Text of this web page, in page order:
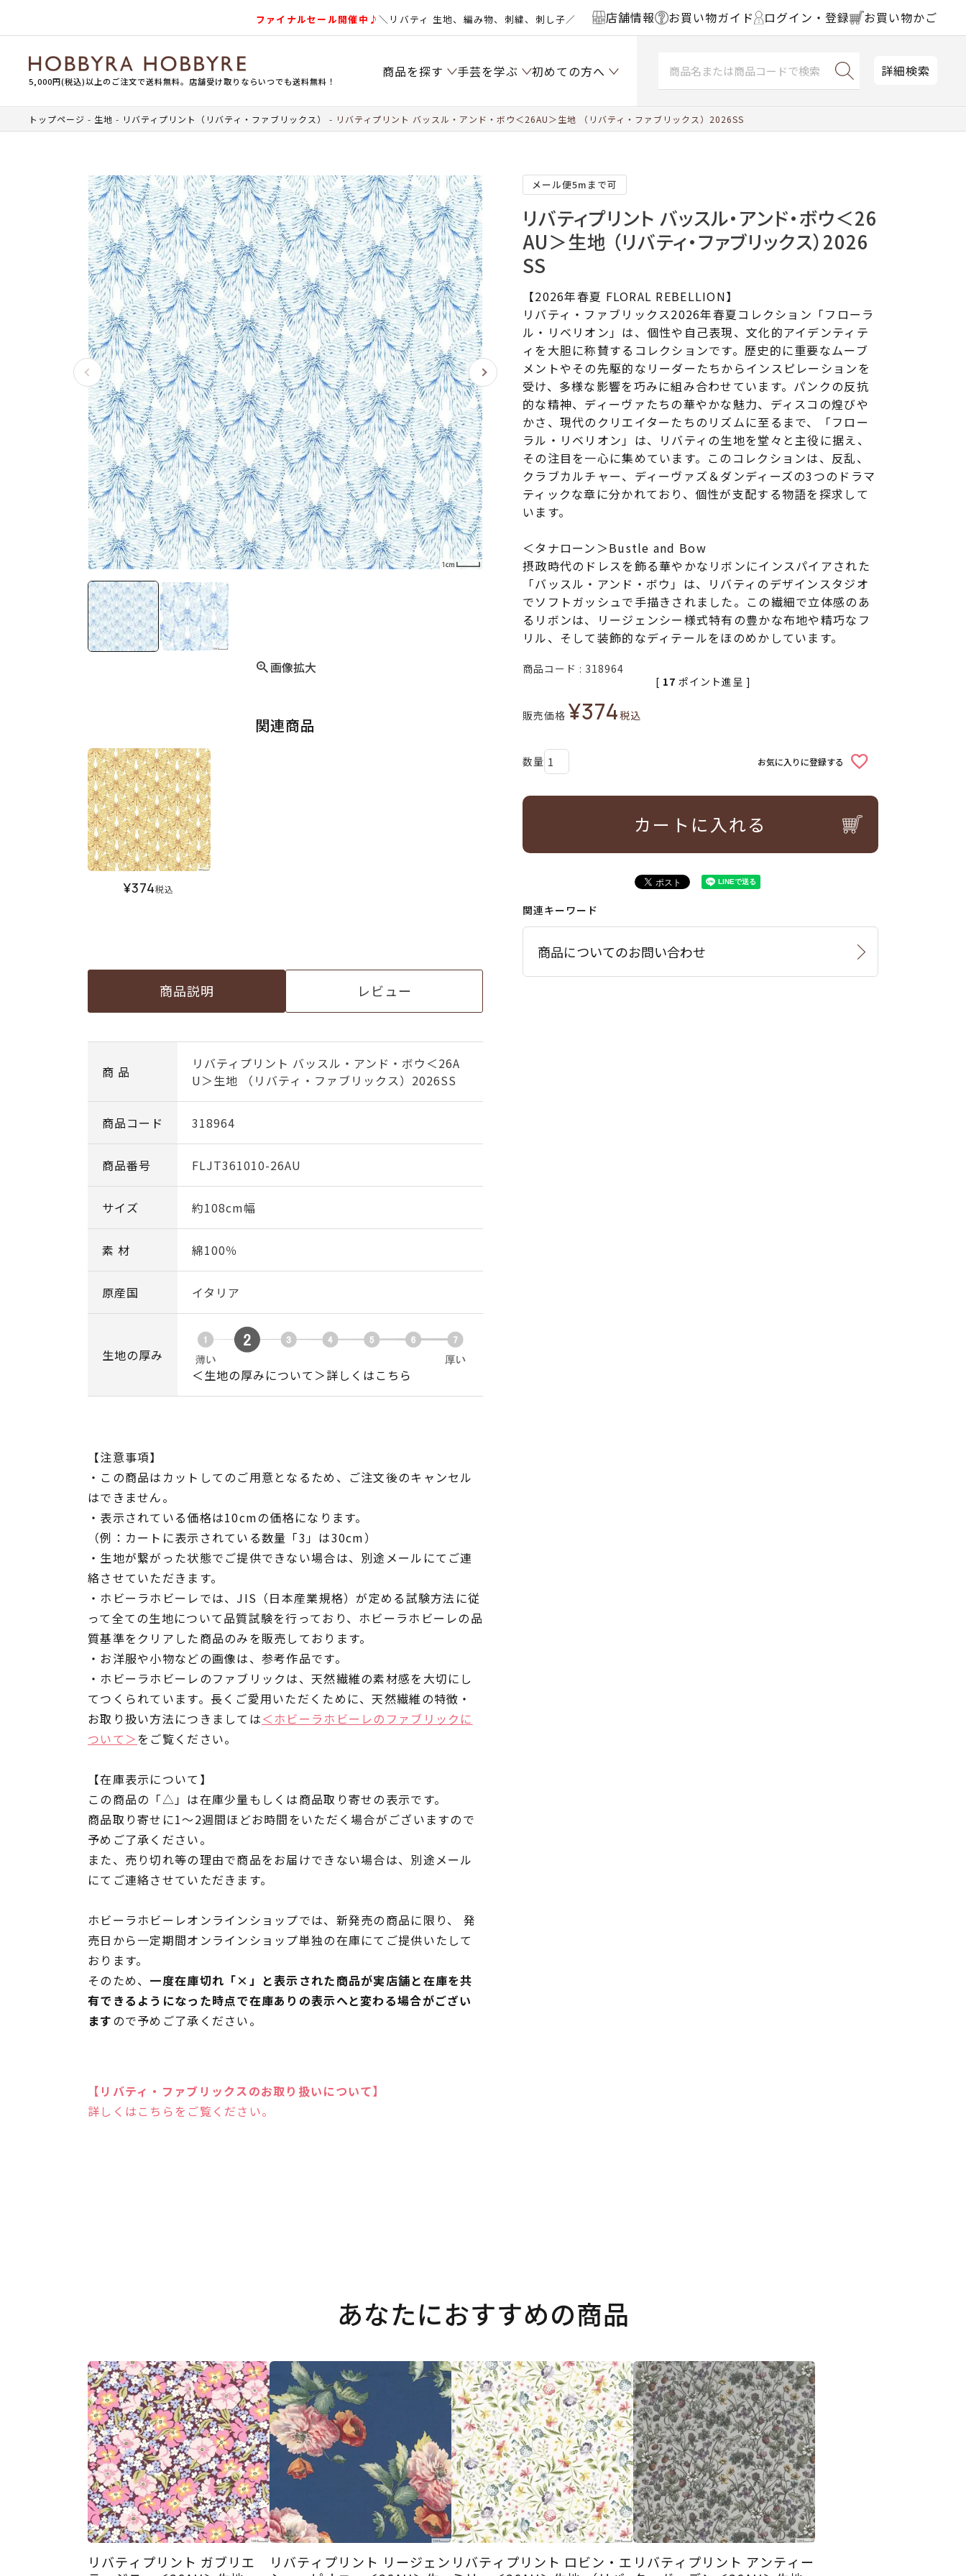
ファイナルセール開催中♪＼リバティ 生地、編み物、刺繍、刺し子／ 店舗情報 お買い物ガイド ログイン・登録 お買い物かご
5,000円(税込)以上のご注文で送料無料。店舗受け取りならいつでも送料無料！
商品を探す 手芸を学ぶ 初めての方へ 詳細検索
トップページ 生地 リバティプリント（リバティ・ファブリックス） リバティプリント バッスル・アンド・ボウ＜26AU＞生地 （リバティ・ファブリックス）2026SS
画像拡大
関連商品
¥374税込
商品説明 レビュー
商 品
リバティプリント バッスル・アンド・ボウ＜26A
U＞生地 （リバティ・ファブリックス）2026SS
商品コード 318964
商品番号 FLJT361010-26AU
サイズ 約108cm幅
素 材 綿100％
原産国 イタリア
生地の厚み
＜生地の厚みについて＞詳しくはこちら
【注意事項】
・この商品はカットしてのご用意となるため、ご注文後のキャンセル
はできません。
・表示されている価格は10cmの価格になります。
（例：カートに表示されている数量「3」は30cm）
・生地が繋がった状態でご提供できない場合は、別途メールにてご連
絡させていただきます。
・ホビーラホビーレでは、JIS（日本産業規格）が定める試験方法に従
って全ての生地について品質試験を行っており、ホビーラホビーレの品
質基準をクリアした商品のみを販売しております。
・お洋服や小物などの画像は、参考作品です。
・ホビーラホビーレのファブリックは、天然繊維の素材感を大切にし
てつくられています。長くご愛用いただくために、天然繊維の特徴・
お取り扱い方法につきましては＜ホビーラホビーレのファブリックに
ついて＞をご覧ください。
【在庫表示について】
この商品の「△」は在庫少量もしくは商品取り寄せの表示です。
商品取り寄せに1～2週間ほどお時間をいただく場合がございますので
予めご了承ください。
また、売り切れ等の理由で商品をお届けできない場合は、別途メール
にてご連絡させていただきます。
ホビーラホビーレオンラインショップでは、新発売の商品に限り、 発
売日から一定期間オンラインショップ単独の在庫にてご提供いたして
おります。
そのため、 一度在庫切れ「×」と表示された商品が実店舗と在庫を共
有できるようになった時点で在庫ありの表示へと変わる場合がござい
ますので予めご了承ください。
【リバティ・ファブリックスのお取り扱いについて】
詳しくはこちらをご覧ください。
メール便5mまで可
リバティプリント バッスル・アンド・ボウ＜26
AU＞生地 （リバティ・ファブリックス）2026
SS
【2026年春夏 FLORAL REBELLION】
リバティ・ファブリックス2026年春夏コレクション「フローラ
ル・リベリオン」は、個性や自己表現、文化的アイデンティテ
ィを大胆に称賛するコレクションです。歴史的に重要なムーブ
メントやその先駆的なリーダーたちからインスピレーションを
受け、多様な影響を巧みに組み合わせています。パンクの反抗
的な精神、ディーヴァたちの華やかな魅力、ディスコの煌びや
かさ、現代のクリエイターたちのリズムに至るまで、「フロー
ラル・リベリオン」は、リバティの生地を堂々と主役に据え、
その注目を一心に集めています。このコレクションは、反乱、
クラブカルチャー、ディーヴァズ＆ダンディーズの3つのドラマ
ティックな章に分かれており、個性が支配する物語を探求して
います。
＜タナローン＞Bustle and Bow
摂政時代のドレスを飾る華やかなリボンにインスパイアされた
「バッスル・アンド・ボウ」は、リバティのデザインスタジオ
でソフトガッシュで手描きされました。この繊細で立体感のあ
るリボンは、リージェンシー様式特有の豊かな布地や精巧なフ
リル、そして装飾的なディテールをほのめかしています。
商品コード 318964
販売価格 ¥374税込
[ 17 ポイント進呈 ]
お気に入りに登録する
カートに入れる
関連キーワード
商品についてのお問い合わせ
あなたにおすすめの商品
リバティプリント ガブリエ
リバティプリント リージェン リバティプリント ロビン・エ リバティプリント アンティー